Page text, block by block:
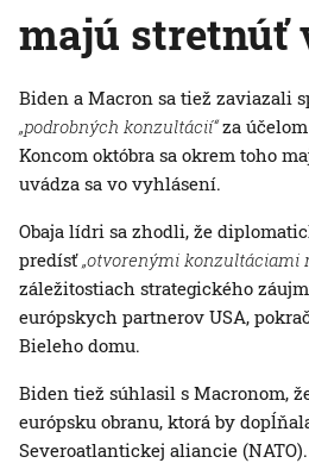
majú stretnúť
Biden a Macron sa tiež zaviazali
„podrobných konzultácií“za
Koncom októbra sa okrem toho
uvádza sa vo vyhlásení.
Obaja lídri sa zhodli, že
predísť„otvorenými konzultáciami
záležitostiach strategického
európskych partnerov USA,
Bieleho domu.
Biden tiež súhlasil s Macronom,
európsku obranu, ktorá by
Severoatlantickej aliancie (NATO).